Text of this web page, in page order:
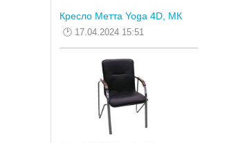
Кресло Метта Yoga 4D, МК
17.04.2024 15:51